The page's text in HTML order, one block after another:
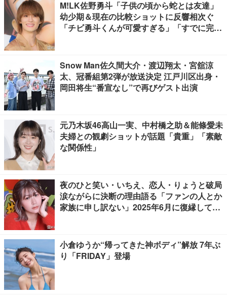
M!LK佐野勇斗「子供の頃から蛇とは友達」
幼少期＆現在の比較ショットに反響相次ぐ
「チビ勇斗くんが可愛すぎる」「すでに完成
Snow Man佐久間大介・渡辺翔太・宮舘涼
太、冠番組第2弾が放送決定 江戸川区出身・
岡田将生“番宣なし”で再びゲスト出演
元乃木坂46高山一実、中村橋之助＆能條愛未
夫婦との観劇ショットが話題「貴重」「素敵
な関係性」
夜のひと笑い・いちえ、恋人・りょうと破局
涙ながらに決断の理由語る「ファンの人とか
家族に申し訳ない」2025年6月に復縁してい
小倉ゆうか“帰ってきた神ボディ”解放 7年ぶ
り「FRIDAY」登場